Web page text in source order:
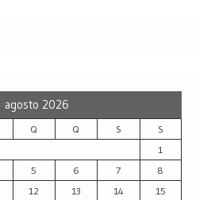
agosto 2026
Q Q S
S
1
5 6 7
8
12 13 14
15